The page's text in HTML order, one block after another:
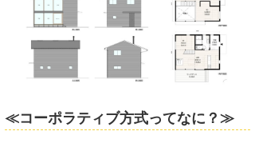
≪コーポラティブ方式ってなに？≫